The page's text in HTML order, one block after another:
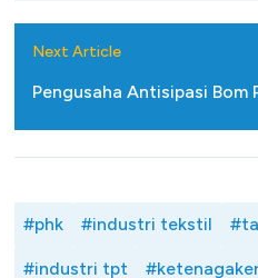
Next Article
Pengusaha Antisipasi Bom
#phk #industri tekstil
#industri tpt